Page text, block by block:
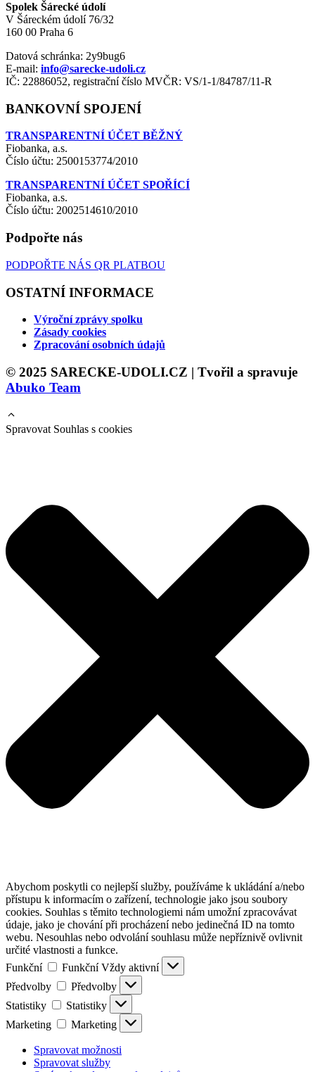
Spolek Šárecké údolí
V Šáreckém údolí 76/32
160 00 Praha 6
Datová schránka: 2y9bug6
E-mail: info@sarecke-udoli.cz
IČ: 22886052, registrační číslo MVČR: VS/1-1/84787/11-R
BANKOVNÍ SPOJENÍ
TRANSPARENTNÍ ÚČET BĚŽNÝ
Fiobanka, a.s.
Číslo účtu: 2500153774/2010
TRANSPARENTNÍ ÚČET SPOŘÍCÍ
Fiobanka, a.s.
Číslo účtu: 2002514610/2010
Podpořte nás
PODPOŘTE NÁS QR PLATBOU
OSTATNÍ INFORMACE
Výroční zprávy spolku
Zásady cookies
Zpracování osobních údajů
© 2025 SARECKE-UDOLI.CZ | Tvořil a spravuje
Abuko Team
Spravovat Souhlas s cookies
Abychom poskytli co nejlepší služby, používáme k ukládání a/nebo
přístupu k informacím o zařízení, technologie jako jsou soubory
cookies. Souhlas s těmito technologiemi nám umožní zpracovávat
údaje, jako je chování při procházení nebo jedinečná ID na tomto
webu. Nesouhlas nebo odvolání souhlasu může nepříznivě ovlivnit
určité vlastnosti a funkce.
Funkční
Funkční Vždy aktivní
Předvolby
Předvolby
Statistiky
Statistiky
Marketing
Marketing
Spravovat možnosti
Spravovat služby